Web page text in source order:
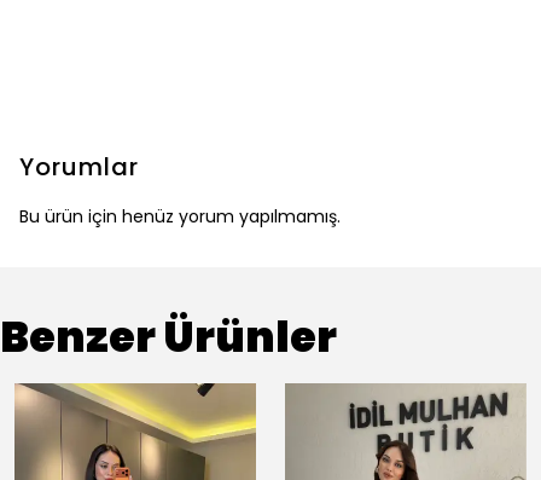
Yorumlar
Bu ürün için henüz yorum yapılmamış.
Benzer Ürünler